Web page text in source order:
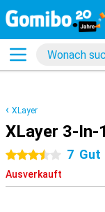
XLayer
XLayer 3-In-
3.5 Sterne
7 Gut
Ausverkauft